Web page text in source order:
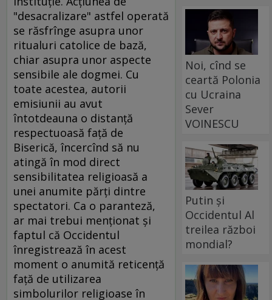
Noi, cînd se
ceartă Polonia
cu Ucraina
Sever
VOINESCU
Putin și
Occidentul Al
treilea război
mondial?